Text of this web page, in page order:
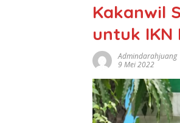
Kakanwil
untuk IKN
Admindarahjuang
9 Mei 2022